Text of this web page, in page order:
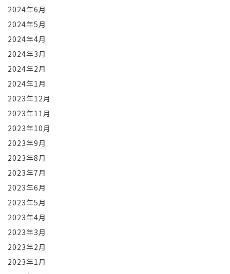
2024年6月
2024年5月
2024年4月
2024年3月
2024年2月
2024年1月
2023年12月
2023年11月
2023年10月
2023年9月
2023年8月
2023年7月
2023年6月
2023年5月
2023年4月
2023年3月
2023年2月
2023年1月